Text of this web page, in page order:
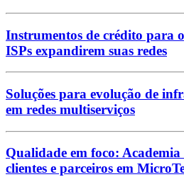
Instrumentos de crédito para
ISPs expandirem suas redes
Soluções para evolução de
em redes multiserviços
Qualidade em foco:
clientes e parceiros em